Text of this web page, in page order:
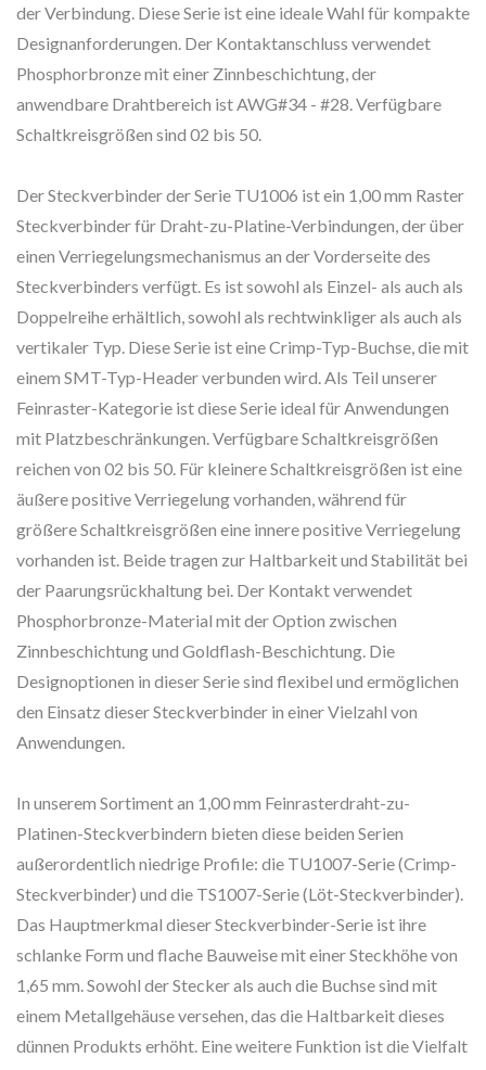
der Verbindung. Diese Serie ist eine ideale Wahl für kompakte
Designanforderungen. Der Kontaktanschluss verwendet
Phosphorbronze mit einer Zinnbeschichtung, der
anwendbare Drahtbereich ist AWG#34 - #28. Verfügbare
Schaltkreisgrößen sind 02 bis 50.
Der Steckverbinder der Serie TU1006 ist ein 1,00 mm Raster
Steckverbinder für Draht-zu-Platine-Verbindungen, der über
einen Verriegelungsmechanismus an der Vorderseite des
Steckverbinders verfügt. Es ist sowohl als Einzel- als auch als
Doppelreihe erhältlich, sowohl als rechtwinkliger als auch als
vertikaler Typ. Diese Serie ist eine Crimp-Typ-Buchse, die mit
einem SMT-Typ-Header verbunden wird. Als Teil unserer
Feinraster-Kategorie ist diese Serie ideal für Anwendungen
mit Platzbeschränkungen. Verfügbare Schaltkreisgrößen
reichen von 02 bis 50. Für kleinere Schaltkreisgrößen ist eine
äußere positive Verriegelung vorhanden, während für
größere Schaltkreisgrößen eine innere positive Verriegelung
vorhanden ist. Beide tragen zur Haltbarkeit und Stabilität bei
der Paarungsrückhaltung bei. Der Kontakt verwendet
Phosphorbronze-Material mit der Option zwischen
Zinnbeschichtung und Goldflash-Beschichtung. Die
Designoptionen in dieser Serie sind flexibel und ermöglichen
den Einsatz dieser Steckverbinder in einer Vielzahl von
Anwendungen.
In unserem Sortiment an 1,00 mm Feinrasterdraht-zu-
Platinen-Steckverbindern bieten diese beiden Serien
außerordentlich niedrige Profile: die TU1007-Serie (Crimp-
Steckverbinder) und die TS1007-Serie (Löt-Steckverbinder).
Das Hauptmerkmal dieser Steckverbinder-Serie ist ihre
schlanke Form und flache Bauweise mit einer Steckhöhe von
1,65 mm. Sowohl der Stecker als auch die Buchse sind mit
einem Metallgehäuse versehen, das die Haltbarkeit dieses
dünnen Produkts erhöht. Eine weitere Funktion ist die Vielfalt